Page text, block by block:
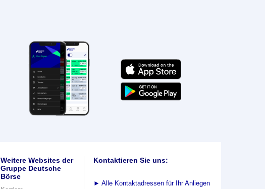
Weitere Websites der
Gruppe Deutsche
Börse
Kontaktieren Sie uns:
► Alle Kontaktadressen für Ihr Anliegen